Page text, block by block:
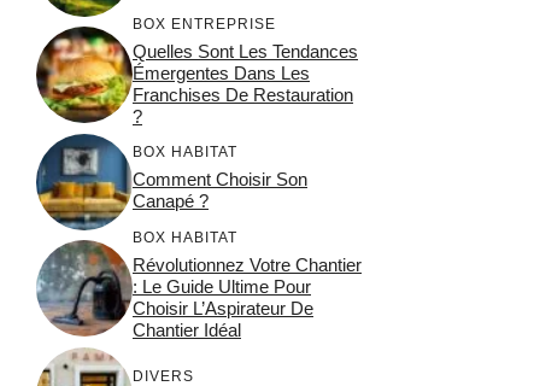
BOX ENTREPRISE
Quelles Sont Les Tendances
Émergentes Dans Les
Franchises De Restauration
?
BOX HABITAT
Comment Choisir Son
Canapé ?
BOX HABITAT
Révolutionnez Votre Chantier
: Le Guide Ultime Pour
Choisir L’Aspirateur De
Chantier Idéal
DIVERS